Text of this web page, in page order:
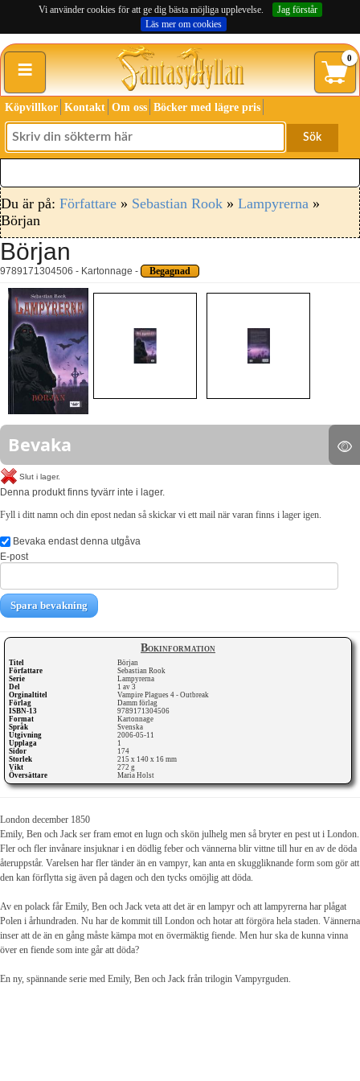
Vi använder cookies för att ge dig bästa möjliga upplevelse.
Jag förstår
Läs mer om cookies
≡ 0
Köpvillkor Kontakt Om oss Böcker med lägre pris
Sök
Du är på: Författare » Sebastian Rook » Lampyrerna »
Början
Början
9789171304506 - Kartonnage - Begagnad
Bokinformation
Titel
Början
Författare
Sebastian Rook
Serie
Lampyrerna
Del
1 av 3
Orginaltitel
Vampire Plagues 4 - Outbreak
Förlag
Damm förlag
ISBN-13
9789171304506
Format
Kartonnage
Språk
Svenska
Utgivning
2006-05-11
Upplaga
1
Sidor
174
Storlek
215 x 140 x 16 mm
Vikt
272 g
Översättare
Maria Holst
Bevaka
Slut i lager.
Denna produkt finns tyvärr inte i lager.
Fyll i ditt namn och din epost nedan så skickar vi ett mail när varan finns i lager igen.
Bevaka endast denna utgåva
E-post
Spara bevakning
London december 1850
Emily, Ben och Jack ser fram emot en lugn och skön julhelg men så bryter en pest ut i London.
Fler och fler invånare insjuknar i en dödlig feber och vännerna blir vittne till hur en av de döda
återuppstår. Varelsen har fler tänder än en vampyr, kan anta en skuggliknande form som gör att
den kan förflytta sig även på dagen och den tycks omöjlig att döda.
Av en polack får Emily, Ben och Jack veta att det är en lampyr och att lampyrerna har plågat
Polen i århundraden. Nu har de kommit till London och hotar att förgöra hela staden. Vännerna
inser att de än en gång måste kämpa mot en övermäktig fiende. Men hur ska de kunna vinna
över en fiende som inte går att döda?
En ny, spännande serie med Emily, Ben och Jack från trilogin Vampyrguden.